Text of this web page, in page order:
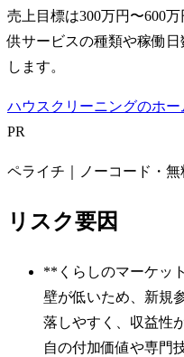
売上目標は300万円〜600
供サービスの種類や稼働
します。
ハウスクリーニングのホ
PR
ペライチ｜ノーコード・無
リスク要因
**くらしのマーケッ
壁が低いため、新規
落しやすく、収益性
自の付加価値や専門